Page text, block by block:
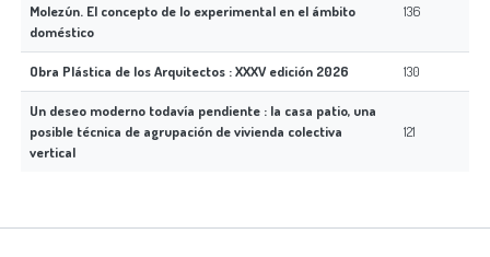
Molezún. El concepto de lo experimental en el ámbito
doméstico
136
Obra Plástica de los Arquitectos : XXXV edición 2026 130
Un deseo moderno todavía pendiente : la casa patio, una
posible técnica de agrupación de vivienda colectiva
vertical
121